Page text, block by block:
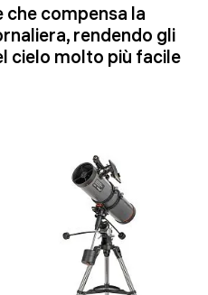
compensa la
rendendo gli
cielo molto più facile